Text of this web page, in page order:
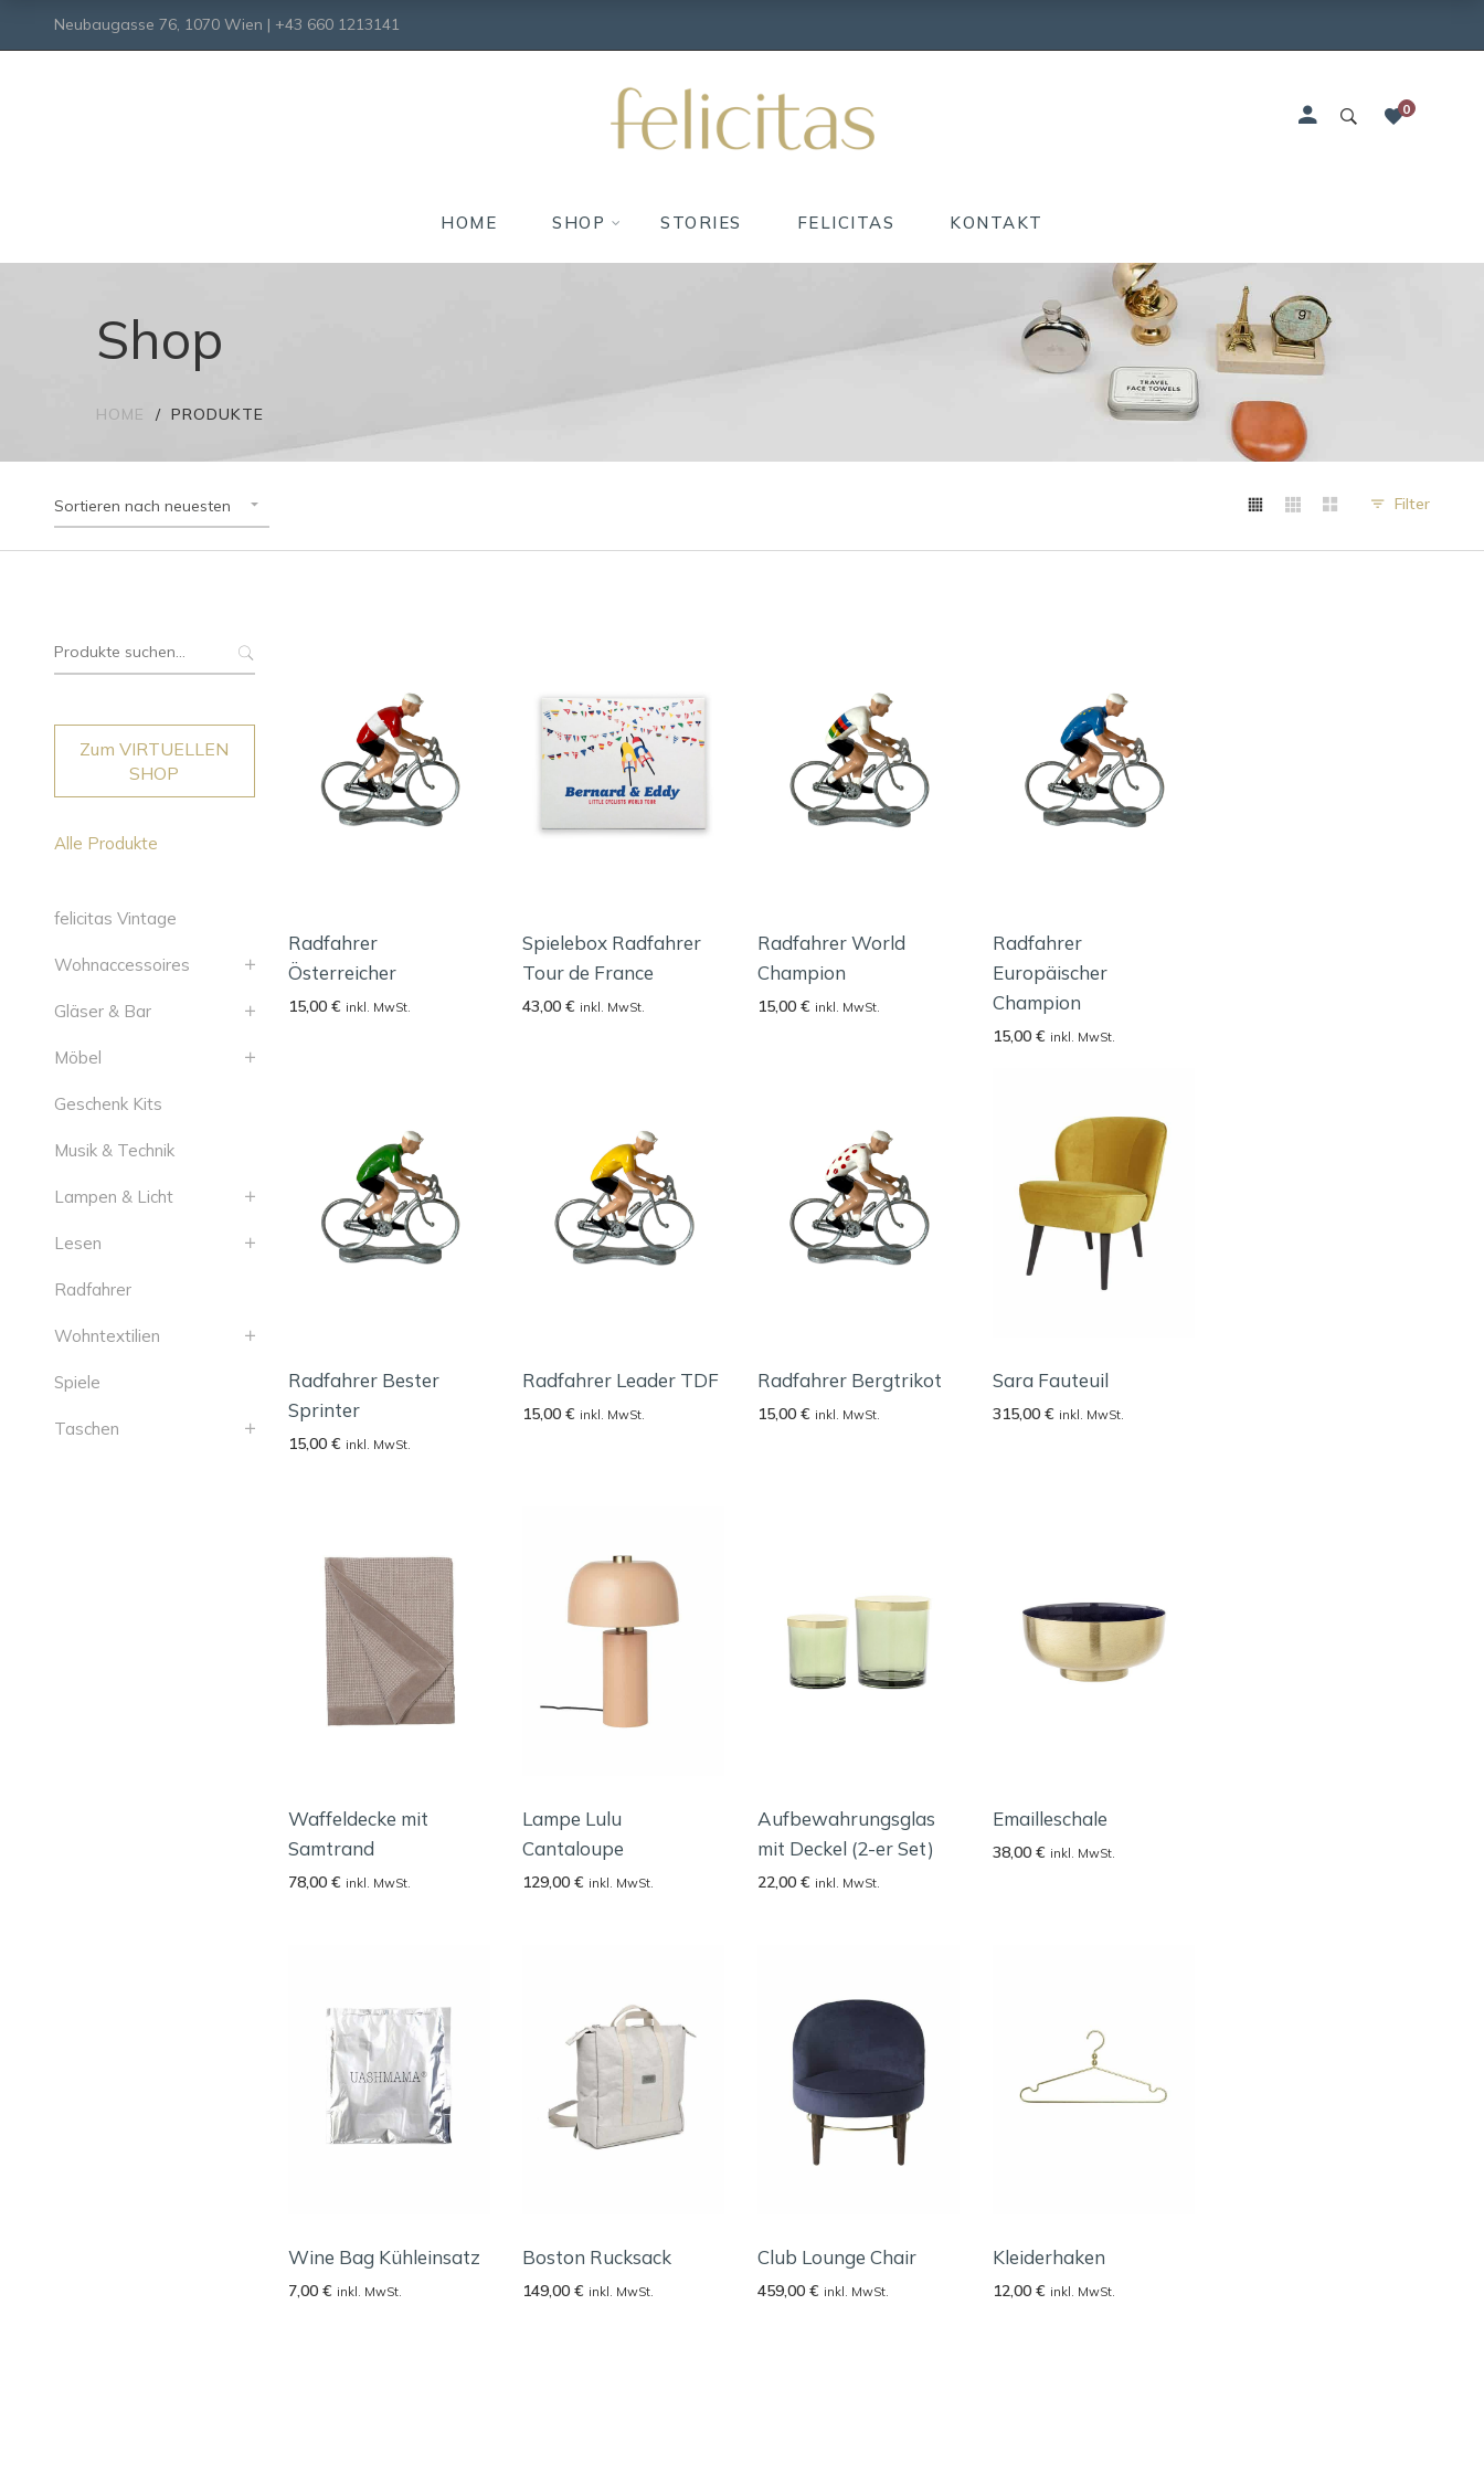
Neubaugasse 76, 1070 Wien | +43 660 1213141
0
HOME SHOP STORIES FELICITAS KONTAKT
Shop
HOME PRODUKTE
Sortieren nach neuesten Filter
Radfahrer
Österreicher
15,00€ inkl. MwSt.
Spielebox Radfahrer
Tour de France
43,00€ inkl. MwSt.
Radfahrer World
Champion
15,00€ inkl. MwSt.
Radfahrer
Europäischer
Champion
15,00€ inkl. MwSt.
Radfahrer Bester
Sprinter
15,00€ inkl. MwSt.
Radfahrer Leader TDF
15,00€ inkl. MwSt.
Radfahrer Bergtrikot
15,00€ inkl. MwSt.
Sara Fauteuil
315,00€ inkl. MwSt.
Waffeldecke mit
Samtrand
78,00€ inkl. MwSt.
Lampe Lulu
Cantaloupe
129,00€ inkl. MwSt.
Aufbewahrungsglas
mit Deckel (2-er Set)
22,00€ inkl. MwSt.
Emailleschale
38,00€ inkl. MwSt.
Wine Bag Kühleinsatz
7,00€ inkl. MwSt.
Boston Rucksack
149,00€ inkl. MwSt.
Club Lounge Chair
459,00€ inkl. MwSt.
Kleiderhaken
12,00€ inkl. MwSt.
Suche
Zum VIRTUELLEN
SHOP
Alle Produkte
felicitas Vintage
Wohnaccessoires
Gläser & Bar
Möbel
Geschenk Kits
Musik & Technik
Lampen & Licht
Lesen
Radfahrer
Wohntextilien
Spiele
Taschen